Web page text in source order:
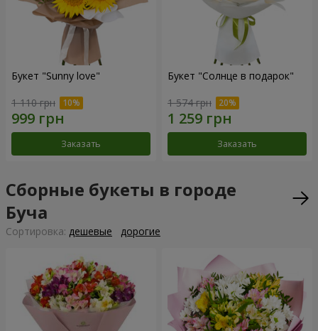
Букет "Sunny love"
1 110 грн
Заказать
Букет "Солнце в подарок"
1 574 грн
Заказать
Сборные букеты в городе
Буча
Cортировка: дешевые дорогие